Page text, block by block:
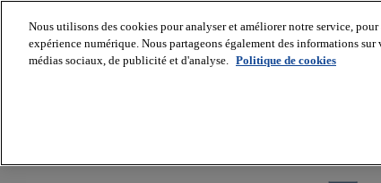
About us
Nous utilisons des cookies pour analyser et améliorer notre service,
expérience numérique. Nous partageons également des informations
médias sociaux, de publicité et d'analyse. Politique de cookies